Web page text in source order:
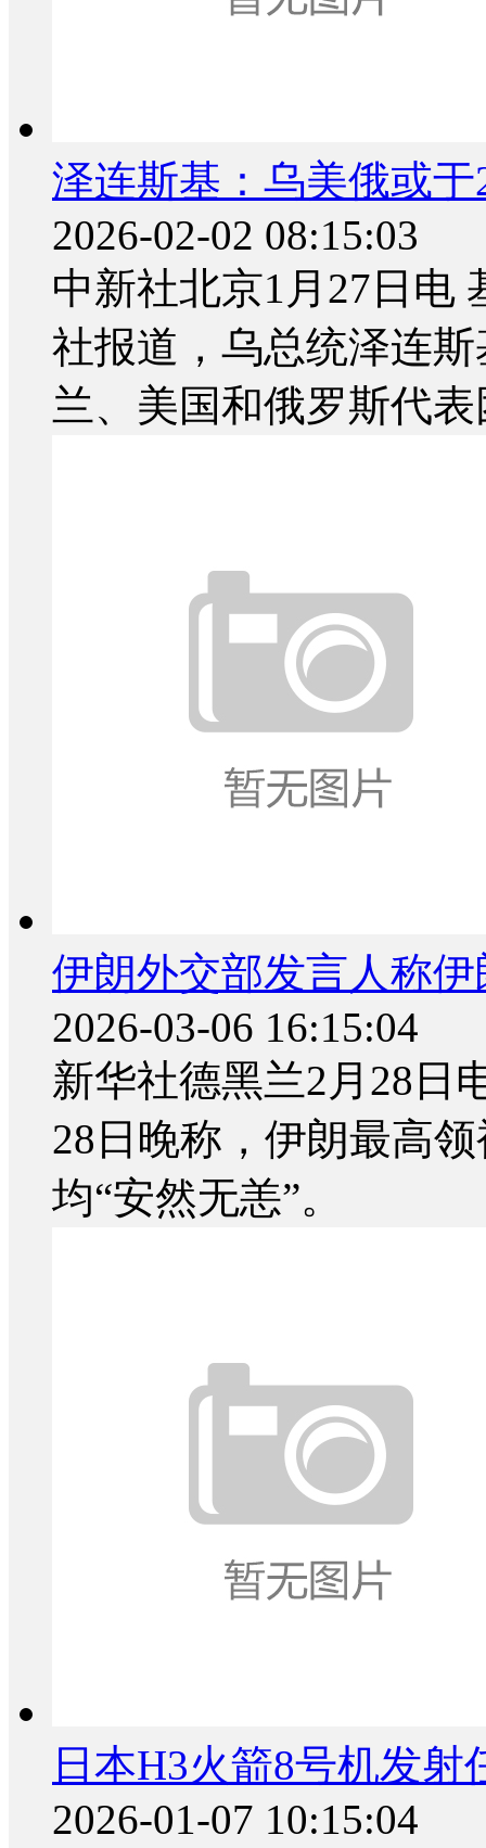
泽连斯基：乌美俄或
2026-02-02 08:15:03
中新社北京1月27日电
社报道，乌总统泽连
兰、美国和俄罗斯代表
伊朗外交部发言人称
2026-03-06 16:15:04
新华社德黑兰2月28日
28日晚称，伊朗最高
均“安然无恙”。
日本H3火箭8号机发
2026-01-07 10:15:04